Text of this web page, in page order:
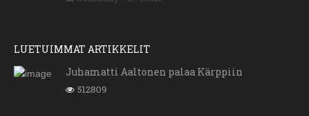
LUETUIMMAT ARTIKKELIT
Juhamatti Aaltonen palaa Kärppiin
512809